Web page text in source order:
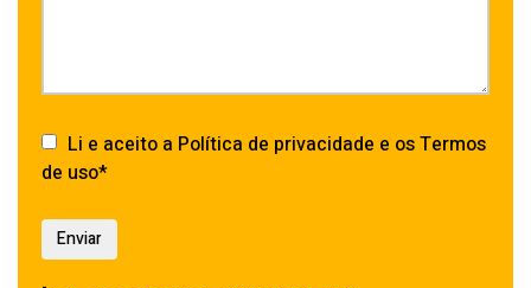
Li e aceito a Política de privacidade e os Termos
de uso*